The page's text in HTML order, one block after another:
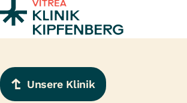
Zum Inhalt springen
Unsere Klinik